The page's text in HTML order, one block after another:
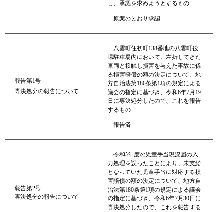
し、承認を求めようとするもの
原案のとおり承認
報告第1号
専決処分の報告について
八雲町住初町138番地の八雲町役
場駐車場内において、左折してきた
車両と接触し損害を与えた事故に係
る損害賠償の額の決定について、地
方自治法第180条第1項の規定による
議会の指定に基づき、令和6年7月19
日に専決処分したので、これを報告
するもの
報告済
報告第2号
専決処分の報告について
令和5年度の児童手当現況届の入
力処理を誤ったことにより、未支給
となっていた児童手当に対応する損
害賠償の額の決定について、地方自
治法第180条第1項の規定による議会
の指定に基づき、令和6年7月30日に
専決処分したので、これを報告する